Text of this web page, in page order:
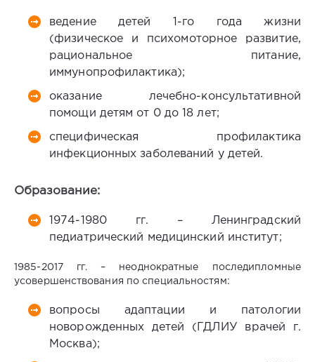
ведение детей 1-го года жизни
(физическое и психомоторное развитие,
рациональное питание,
иммунопрофилактика);
оказание лечебно-консультативной
помощи детям от 0 до 18 лет;
специфическая профилактика
инфекционных заболеваний у детей.
Образование:
1974-1980 гг. – Ленинградский
педиатрический медицинский институт;
1985-2017 гг. – неоднократные последипломные
усовершенствования по специальностям:
вопросы адаптации и патологии
новорожденных детей (ГДЛИУ врачей г.
Москва);